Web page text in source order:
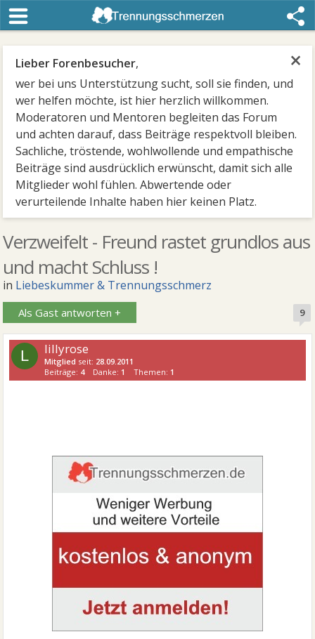
×
Lieber Forenbesucher,
wer bei uns Unterstützung sucht, soll sie finden, und
wer helfen möchte, ist hier herzlich willkommen.
Moderatoren und Mentoren begleiten das Forum
und achten darauf, dass Beiträge respektvoll bleiben.
Sachliche, tröstende, wohlwollende und empathische
Beiträge sind ausdrücklich erwünscht, damit sich alle
Mitglieder wohl fühlen. Abwertende oder
verurteilende Inhalte haben hier keinen Platz.
Verzweifelt - Freund rastet grundlos aus
und macht Schluss !
in Liebeskummer & Trennungsschmerz
Als Gast antworten + 9
L lillyrose
Mitglied seit: 28.09.2011
Beiträge: 4 Danke: 1 Themen: 1